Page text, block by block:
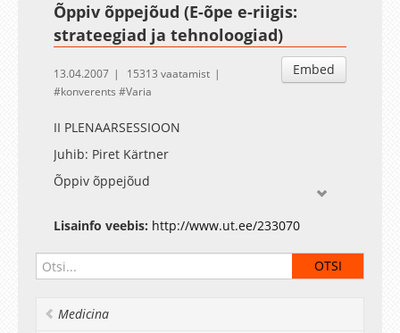
Õppiv õppejõud (E-õpe e-riigis:
strateegiad ja tehnoloogiad)
Embed
13.04.2007
15313 vaatamist
konverents
Varia
II PLENAARSESSIOON
Juhib: Piret Kärtner
Õppiv õppejõud
Higher education in the 21st Century - Ian
Tuulest viidud käbid. Individuaalsuse ja
haridusparadigmas - Meeli Pandis; Tallinna
Ülikool
Lisainfo veebis: http://www.ut.ee/233070
Medicina